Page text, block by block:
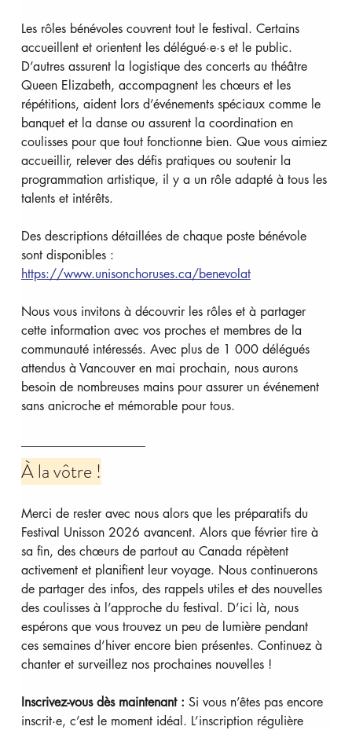
Les rôles bénévoles couvrent tout le festival. Certains
accueillent et orientent les délégué·e·s et le public.
D’autres assurent la logistique des concerts au théâtre
Queen Elizabeth, accompagnent les chœurs et les
répétitions, aident lors d’événements spéciaux comme le
banquet et la danse ou assurent la coordination en
coulisses pour que tout fonctionne bien. Que vous aimiez
accueillir, relever des défis pratiques ou soutenir la
programmation artistique, il y a un rôle adapté à tous les
talents et intérêts.
Des descriptions détaillées de chaque poste bénévole
sont disponibles :
https://www.unisonchoruses.ca/benevolat
Nous vous invitons à découvrir les rôles et à partager
cette information avec vos proches et membres de la
communauté intéressés. Avec plus de 1 000 délégués
attendus à Vancouver en mai prochain, nous aurons
besoin de nombreuses mains pour assurer un événement
sans anicroche et mémorable pour tous.
À la vôtre !
Merci de rester avec nous alors que les préparatifs du
Festival Unisson 2026 avancent. Alors que février tire à
sa fin, des chœurs de partout au Canada répètent
activement et planifient leur voyage. Nous continuerons
de partager des infos, des rappels utiles et des nouvelles
des coulisses à l’approche du festival. D’ici là, nous
espérons que vous trouvez un peu de lumière pendant
ces semaines d’hiver encore bien présentes. Continuez à
chanter et surveillez nos prochaines nouvelles !
Inscrivez-vous dès maintenant : Si vous n’êtes pas encore
inscrit·e, c’est le moment idéal. L’inscription régulière